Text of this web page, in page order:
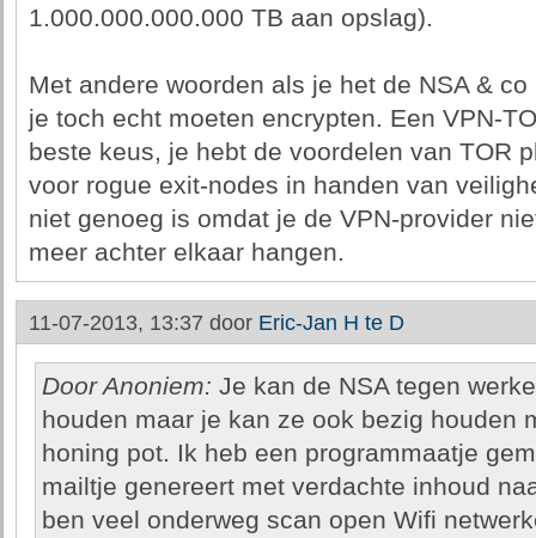
1.000.000.000.000 TB aan opslag).
Met andere woorden als je het de NSA &
je toch echt moeten encrypten. Een VPN-
beste keus, je hebt de voordelen van TOR
voor rogue exit-nodes in handen van
niet genoeg is omdat je de VPN-provider
meer achter elkaar hangen.
11-07-2013, 13:37 door Eric-Jan H te D
Door Anoniem: Je kan de NSA tegen
houden maar je kan ze ook bezig houden
honing pot. Ik heb een programmaatje
mailtje genereert met verdachte inhoud
ben veel onderweg scan open Wifi